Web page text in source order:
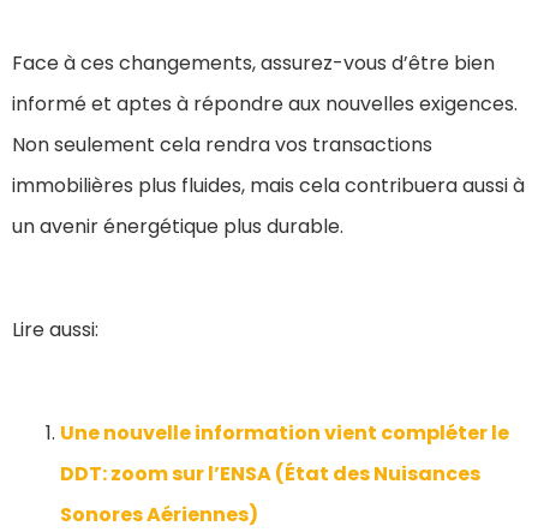
Face à ces changements, assurez-vous d’être bien
informé et aptes à répondre aux nouvelles exigences.
Non seulement cela rendra vos transactions
immobilières plus fluides, mais cela contribuera aussi à
un avenir énergétique plus durable.
Lire aussi:
Une nouvelle information vient compléter le
DDT: zoom sur l’ENSA (État des Nuisances
Sonores Aériennes)